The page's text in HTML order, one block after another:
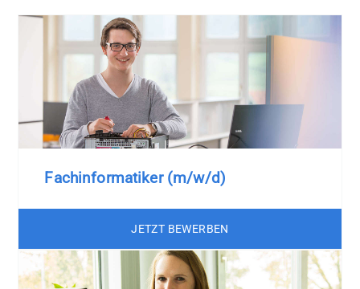
Fachinformatiker (m/w/d)
JETZT BEWERBEN